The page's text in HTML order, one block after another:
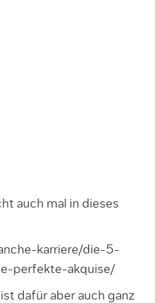
auch mal in dieses
karriere/die-5-
perfekte-akquise/
dafür aber auch ganz